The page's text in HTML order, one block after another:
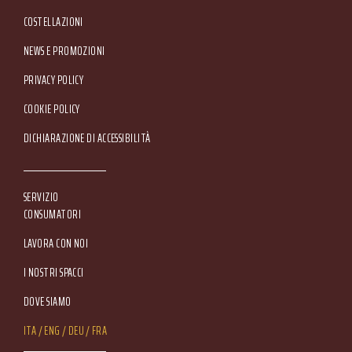
COSTELLAZIONI
NEWS E PROMOZIONI
Footer Service Menu
PRIVACY POLICY
COOKIE POLICY
DICHIARAZIONE DI ACCESSIBILITÀ
SERVIZIO
CONSUMATORI
LAVORA CON NOI
I NOSTRI SPACCI
DOVE SIAMO
Lang Menu
ITA ENG DEU FRA